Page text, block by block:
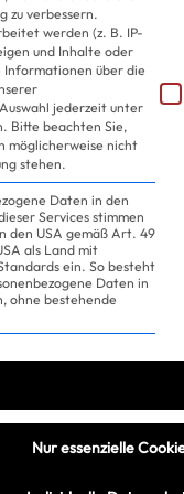
zu verbessern.
werden (z. B. IP-
und Inhalte oder
Informationen über die
jederzeit unter
Bitte beachten Sie,
möglicherweise nicht
stehen.
Daten in den
Services stimmen
den USA gemäß Art. 49
als Land mit
ein. So besteht
Daten in
ohne bestehende
Nur essenzielle